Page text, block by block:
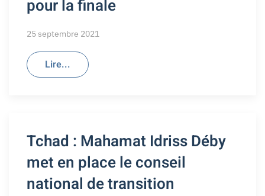
pour la finale
25 septembre 2021
Lire...
Tchad : Mahamat Idriss Déby
met en place le conseil
national de transition